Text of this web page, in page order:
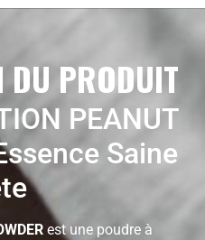
DU PRODUIT
PEANUT
Saine
est une poudre à